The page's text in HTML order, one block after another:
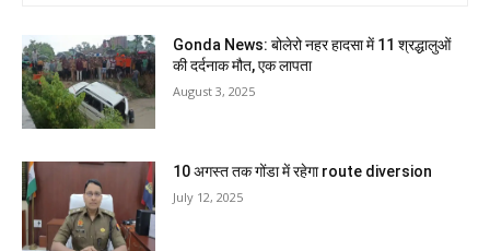
Gonda News: बोलेरो नहर हादसा में 11 श्रद्धालुओं
की दर्दनाक मौत, एक लापता
August 3, 2025
10 अगस्त तक गोंडा में रहेगा route diversion
July 12, 2025